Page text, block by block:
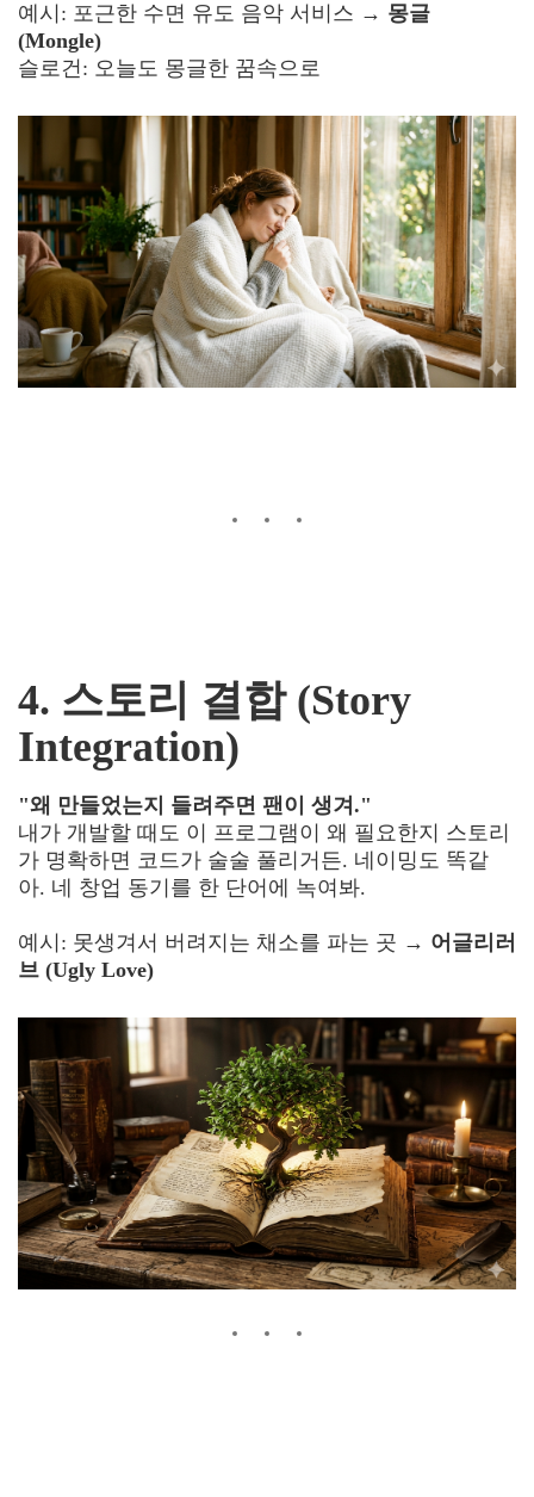
예시: 포근한 수면 유도 음악 서비스 → 몽글
(Mongle)
슬로건: 오늘도 몽글한 꿈속으로
4. 스토리 결합 (Story
Integration)
"왜 만들었는지 들려주면 팬이 생겨."
내가 개발할 때도 이 프로그램이 왜 필요한지 스토리
가 명확하면 코드가 술술 풀리거든. 네이밍도 똑같
아. 네 창업 동기를 한 단어에 녹여봐.
예시: 못생겨서 버려지는 채소를 파는 곳 → 어글리러
브 (Ugly Love)